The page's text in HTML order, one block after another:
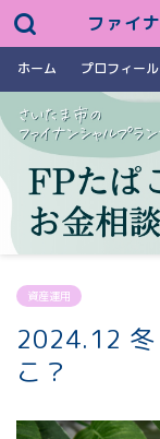
ファイ
ホーム プロフィール
資産運用
2024.12
こ？